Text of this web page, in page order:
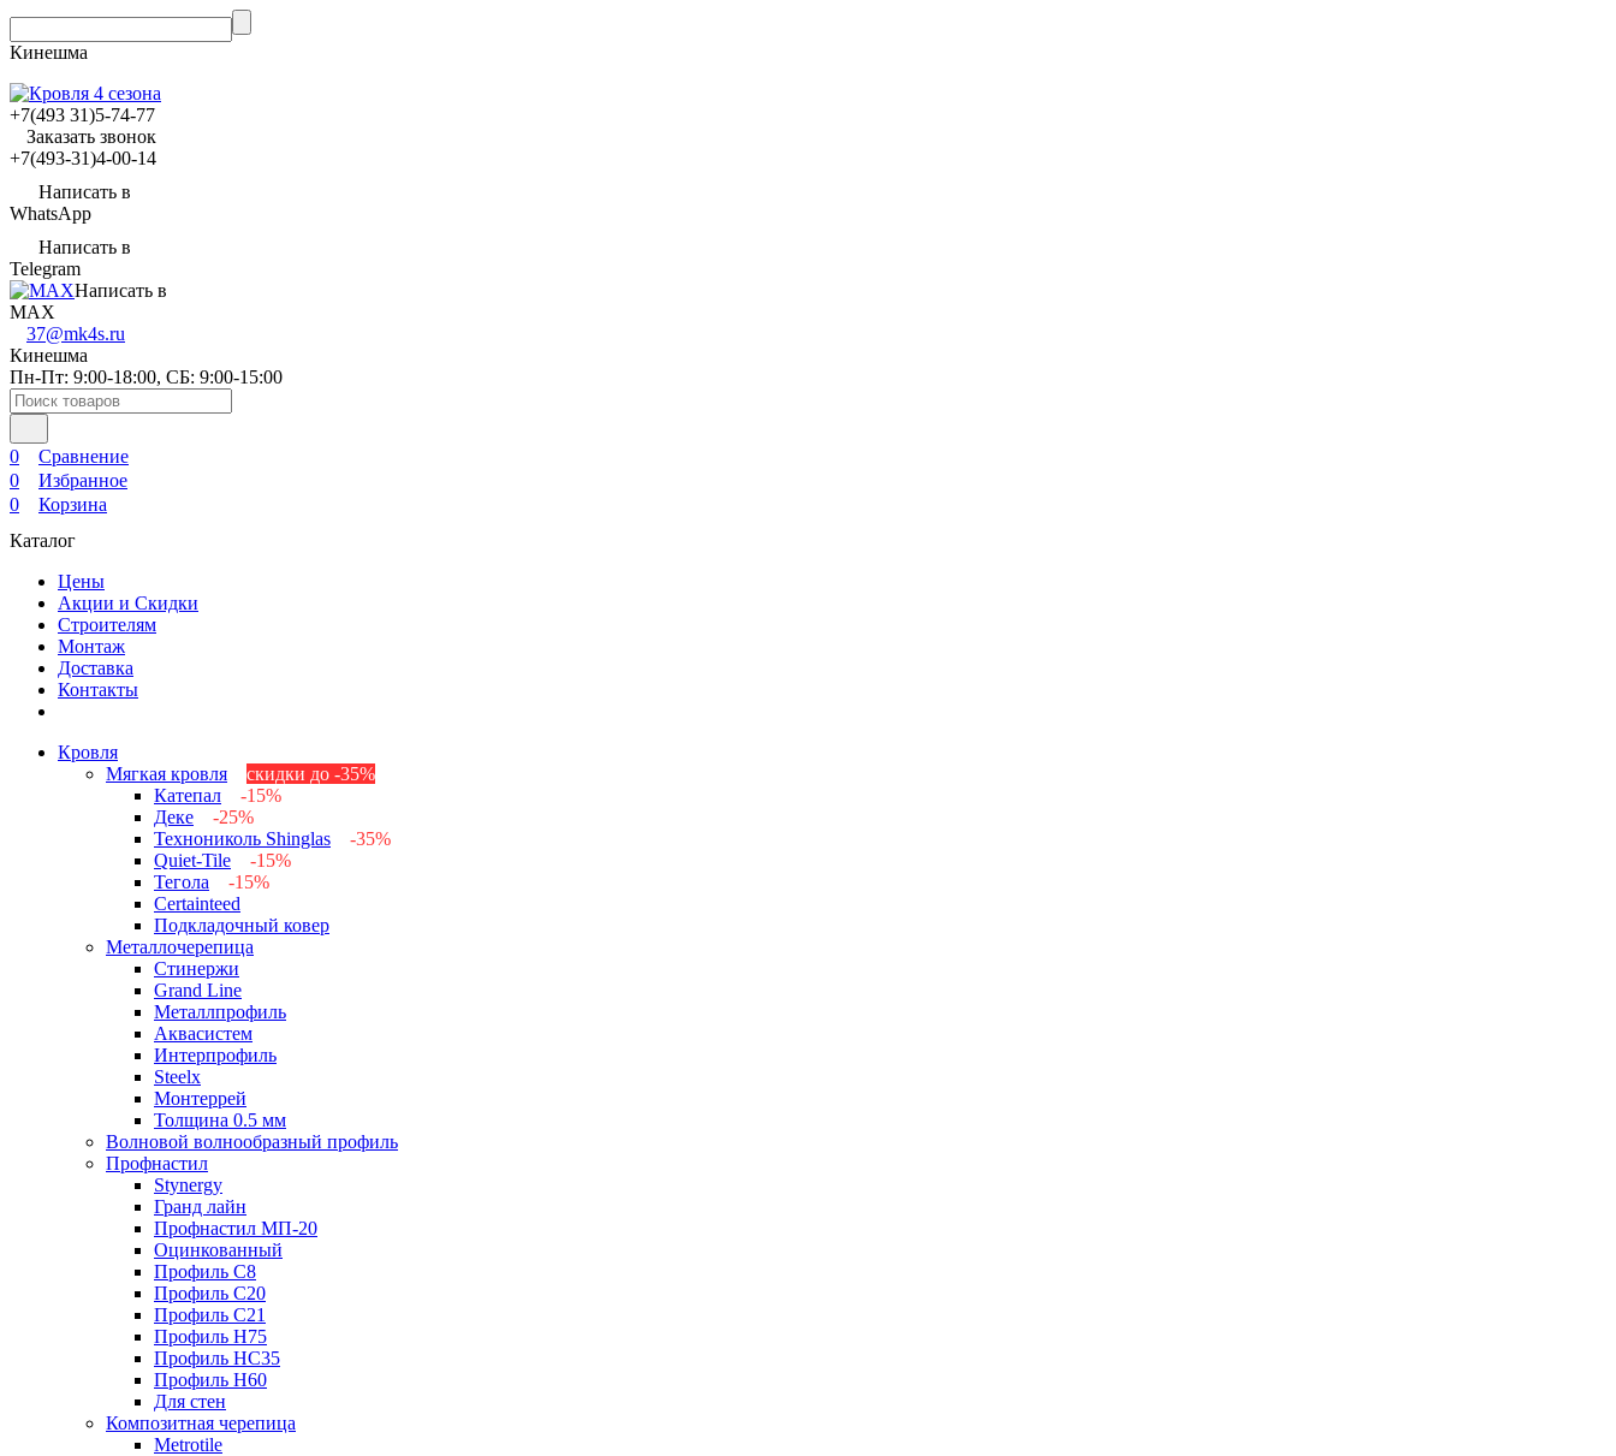
Кинешма
‎‎+7(493 31)5-74-77
Заказать звонок
‎‎+7(493-31)4-00-14
Написать в
WhatsApp
Написать в
Telegram
Написать в
MAX
37@mk4s.ru
Кинешма
Пн-Пт: 9:00-18:00, СБ: 9:00-15:00
0
Сравнение
0
Избранное
0
Корзина
Каталог
Цены
Акции и Скидки
Строителям
Монтаж
Доставка
Контакты
Кровля
Мягкая кровля
скидки до -35%
Катепал
-15%
Деке
-25%
Технониколь Shinglas
-35%
Quiet-Tile
-15%
Тегола
-15%
Certainteed
Подкладочный ковер
Металлочерепица
Стинержи
Grand Line
Металлпрофиль
Аквасистем
Интерпрофиль
Steelx
Монтеррей
Толщина 0.5 мм
Волновой волнообразный профиль
Профнастил
Stynergy
Гранд лайн
Профнастил МП-20
Оцинкованный
Профиль С8
Профиль С20
Профиль С21
Профиль Н75
Профиль НС35
Профиль Н60
Для стен
Композитная черепица
Metrotile